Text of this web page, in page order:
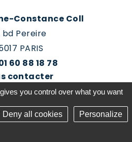
Constance Coll
bd Pereire
PARIS
60 88 18 78
contacter
rendez-vous
you control over what you want
Deny all cookies Personalize